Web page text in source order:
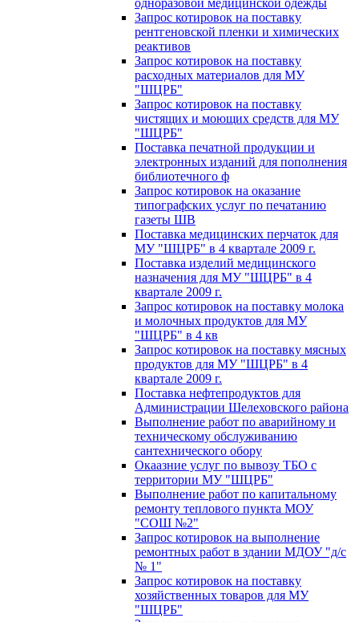
Запрос котировок на поставку
рентгеновской пленки и химических
реактивов
Запрос котировок на поставку
расходных материалов для МУ
"ШЦРБ"
Запрос котировок на поставку
чистящих и моющих средств для МУ
"ШЦРБ"
Поставка печатной продукции и
электронных изданий для пополнения
библиотечного ф
Запрос котировок на оказание
типографских услуг по печатанию
газеты ШВ
Поставка медицинских перчаток для
МУ "ШЦРБ" в 4 квартале 2009 г.
Поставка изделий медицинского
назначения для МУ "ШЦРБ" в 4
квартале 2009 г.
Запрос котировок на поставку молока
и молочных продуктов для МУ
"ШЦРБ" в 4 кв
Запрос котировок на поставку мясных
продуктов для МУ "ШЦРБ" в 4
квартале 2009 г.
Поставка нефтепродуктов для
Администрации Шелеховского района
Выполнение работ по аварийному и
техническому обслуживанию
сантехнического обору
Окаазние услуг по вывозу ТБО с
территории МУ "ШЦРБ"
Выполнение работ по капитальному
ремонту теплового пункта МОУ
"СОШ №2"
Запрос котировок на выполнение
ремонтных работ в здании МДОУ "д/с
№ 1"
Запрос котировок на поставку
хозяйственных товаров для МУ
"ШЦРБ"